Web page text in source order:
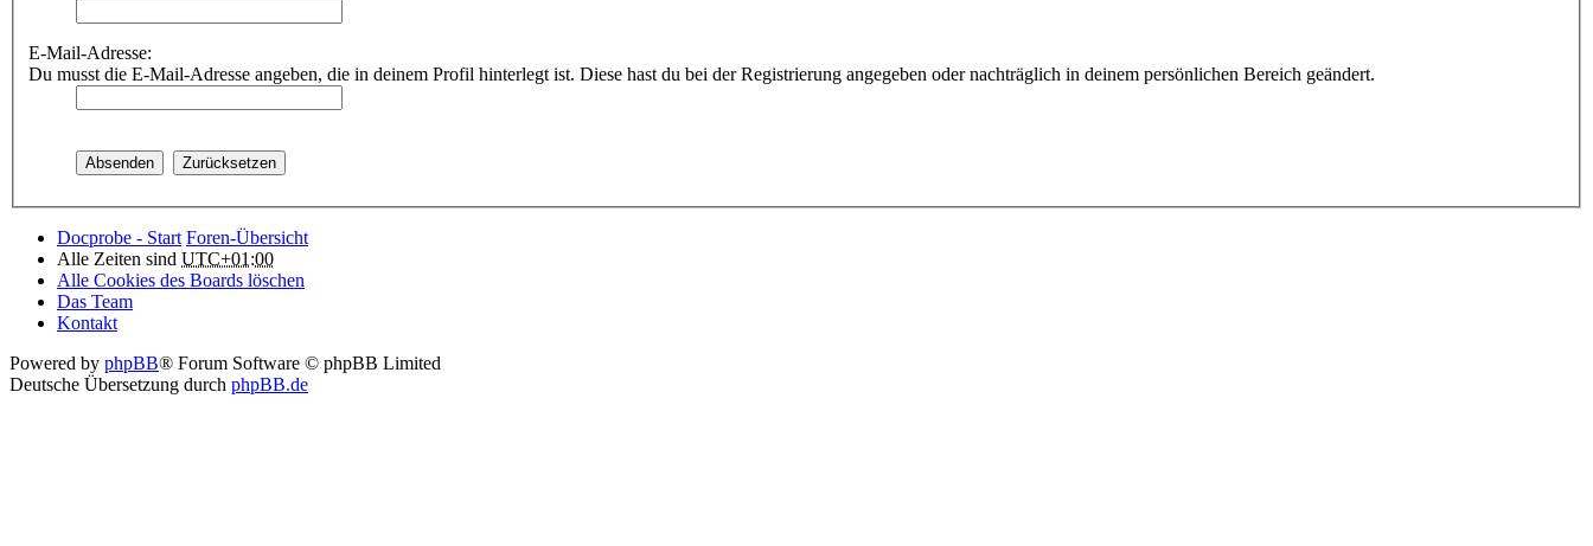
E-Mail-Adresse:
Du musst die E-Mail-Adresse angeben, die in deinem Profil hinterlegt ist. Diese hast du bei der Registrierung angegeben oder nachträglich in deinem persönlichen Bereich geändert.
Docprobe - Start Foren-Übersicht
Alle Zeiten sind UTC+01:00
Alle Cookies des Boards löschen
Das Team
Kontakt
Powered by phpBB® Forum Software © phpBB Limited
Deutsche Übersetzung durch phpBB.de